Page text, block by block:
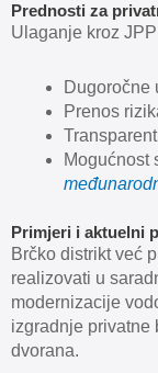
Prednosti za
Ulaganje kroz
Dugoročne
Prenos
Mogućnost
Primjeri i aktuelni
Brčko distrikt već
realizovati u
modernizacije
izgradnje privatne
dvorana.